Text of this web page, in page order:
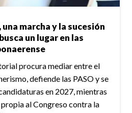
marcha y la sucesión
un lugar en las
procura mediar entre el
defiende las PASO y se
en 2027, mientras
al Congreso contra la